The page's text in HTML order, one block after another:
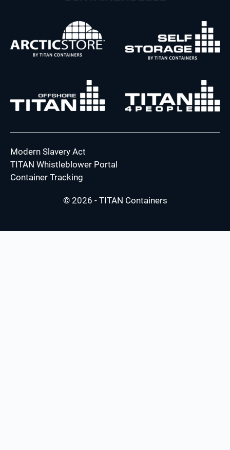
Modern Slavery Act
TITAN Whistleblower Portal
Container Tracking
© 2026 - TITAN Containers